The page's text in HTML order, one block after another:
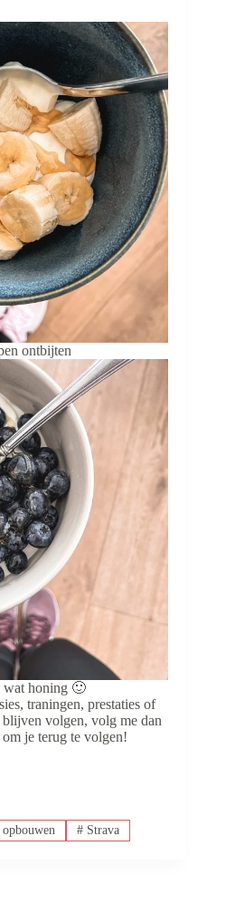
ontbijten
wat honing 🙂
traningen, prestaties of
volgen, volg me dan
je terug te volgen!
opbouwen # Strava